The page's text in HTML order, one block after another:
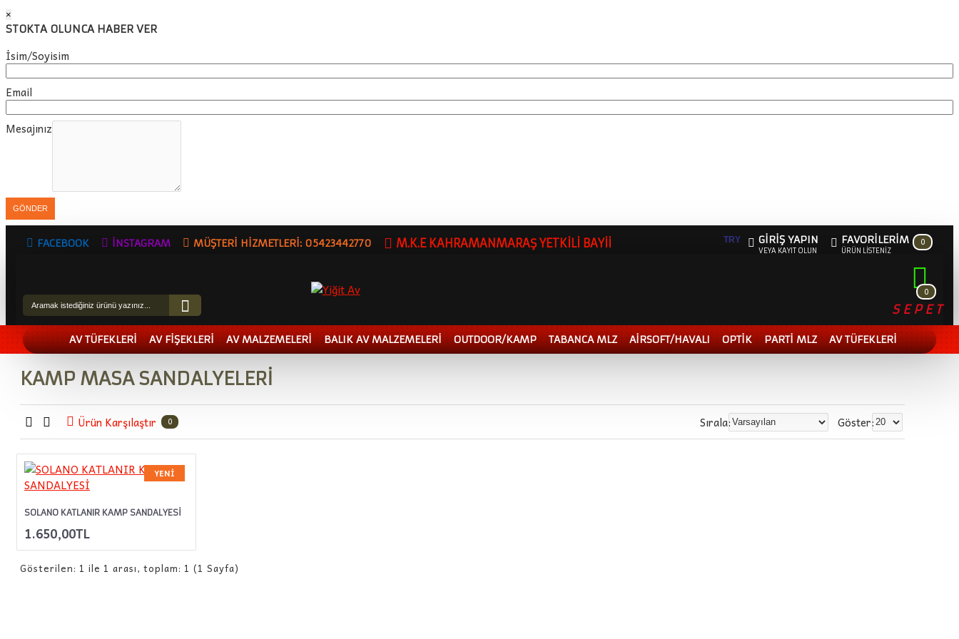
×
STOKTA OLUNCA HABER VER
İsim/Soyisim
Email
Mesajınız
GÖNDER
FACEBOOK İNSTAGRAM MÜŞTERI HIZMETLERI: 05423442770 M.K.E KAHRAMANMARAŞ YETKİLİ BAYİİ TRY GIRIŞ YAPIN
VEYA KAYIT OLUN
FAVORILERIM
ÜRÜN LISTENIZ
0
SEPET
0
AV TÜFEKLERİ AV FİŞEKLERİ AV MALZEMELERİ BALIK AV MALZEMELERİ OUTDOOR/KAMP TABANCA MLZ AİRSOFT/HAVALI OPTİK PARTİ MLZ AV TÜFEKLERİ
KAMP MASA SANDALYELERİ
Ürün Karşılaştır 0 Sırala: Göster:
YENI
SOLANO KATLANIR KAMP SANDALYESİ
1.650,00TL
Gösterilen: 1 ile 1 arası, toplam: 1 (1 Sayfa)